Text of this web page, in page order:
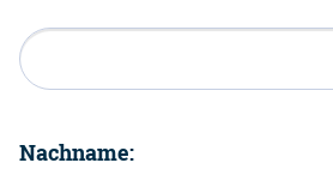
Nachname: